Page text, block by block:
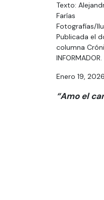
Texto:
Farías
Fotografías/
Publicada el
columna
INFORMADOR.
Enero 19, 2026
“Amo el